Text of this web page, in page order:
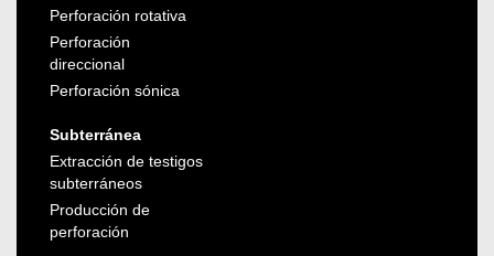
Perforación rotativa
Perforación
direccional
Perforación sónica
Subterránea
Extracción de testigos
subterráneos
Producción de
perforación